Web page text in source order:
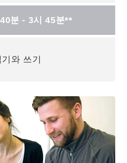
분 - 3시 45분**
기와 쓰기